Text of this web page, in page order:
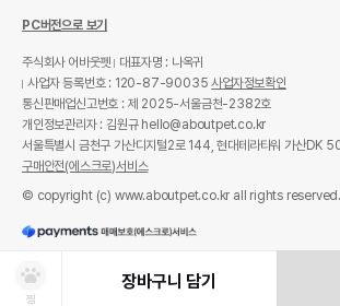
찜
장바구니 담기
PC버전으로 보기
주식회사 어바웃펫
대표자명 : 나옥귀
사업자 등록번호 : 120-87-90035사업자정보확인
통신판매업신고번호 : 제 2025-서울금천-2382호
개인정보관리자 : 김원규 hello@aboutpet.co.kr
서울특별시 금천구 가산디지털2로 144, 현대테라타워 가산DK
구매안전(에스크로)서비스
© copyright (c) www.aboutpet.co.kr all rights reserved.